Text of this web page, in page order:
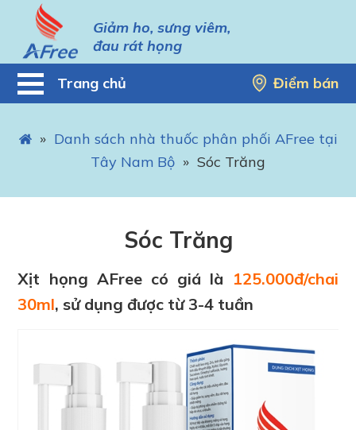
Giảm ho, sưng viêm,
đau rát họng
Trang chủ Điểm bán
» Danh sách nhà thuốc phân phối AFree tại
Tây Nam Bộ » Sóc Trăng
Sóc Trăng
Xịt họng AFree có giá là 125.000đ/chai
30ml, sử dụng được từ 3-4 tuần